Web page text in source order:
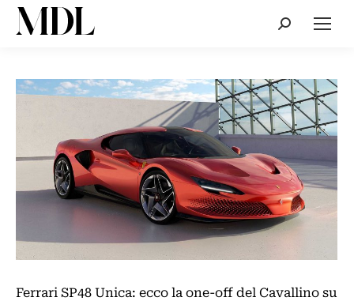
Cerca:
Ferrari SP48 Unica: ecco la one-off del Cavallino su